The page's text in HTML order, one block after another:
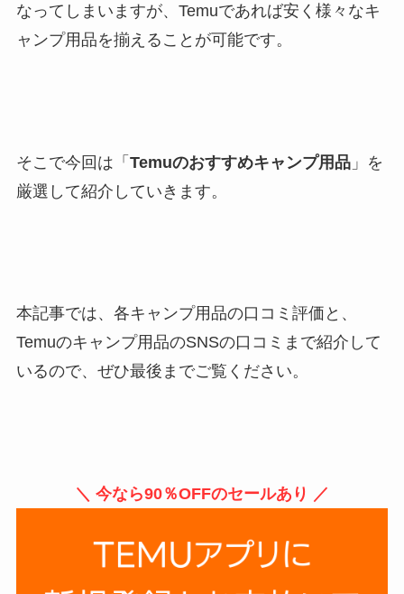
なってしまいますが、Temuであれば安く様々なキ
ャンプ用品を揃えることが可能です。
そこで今回は「 Temuのおすすめキャンプ用品」を
厳選して紹介していきます。
本記事では、各キャンプ用品の口コミ評価と、
Temuのキャンプ用品のSNSの口コミまで紹介して
いるので、ぜひ最後までご覧ください。
＼ 今なら90％OFFのセールあり ／